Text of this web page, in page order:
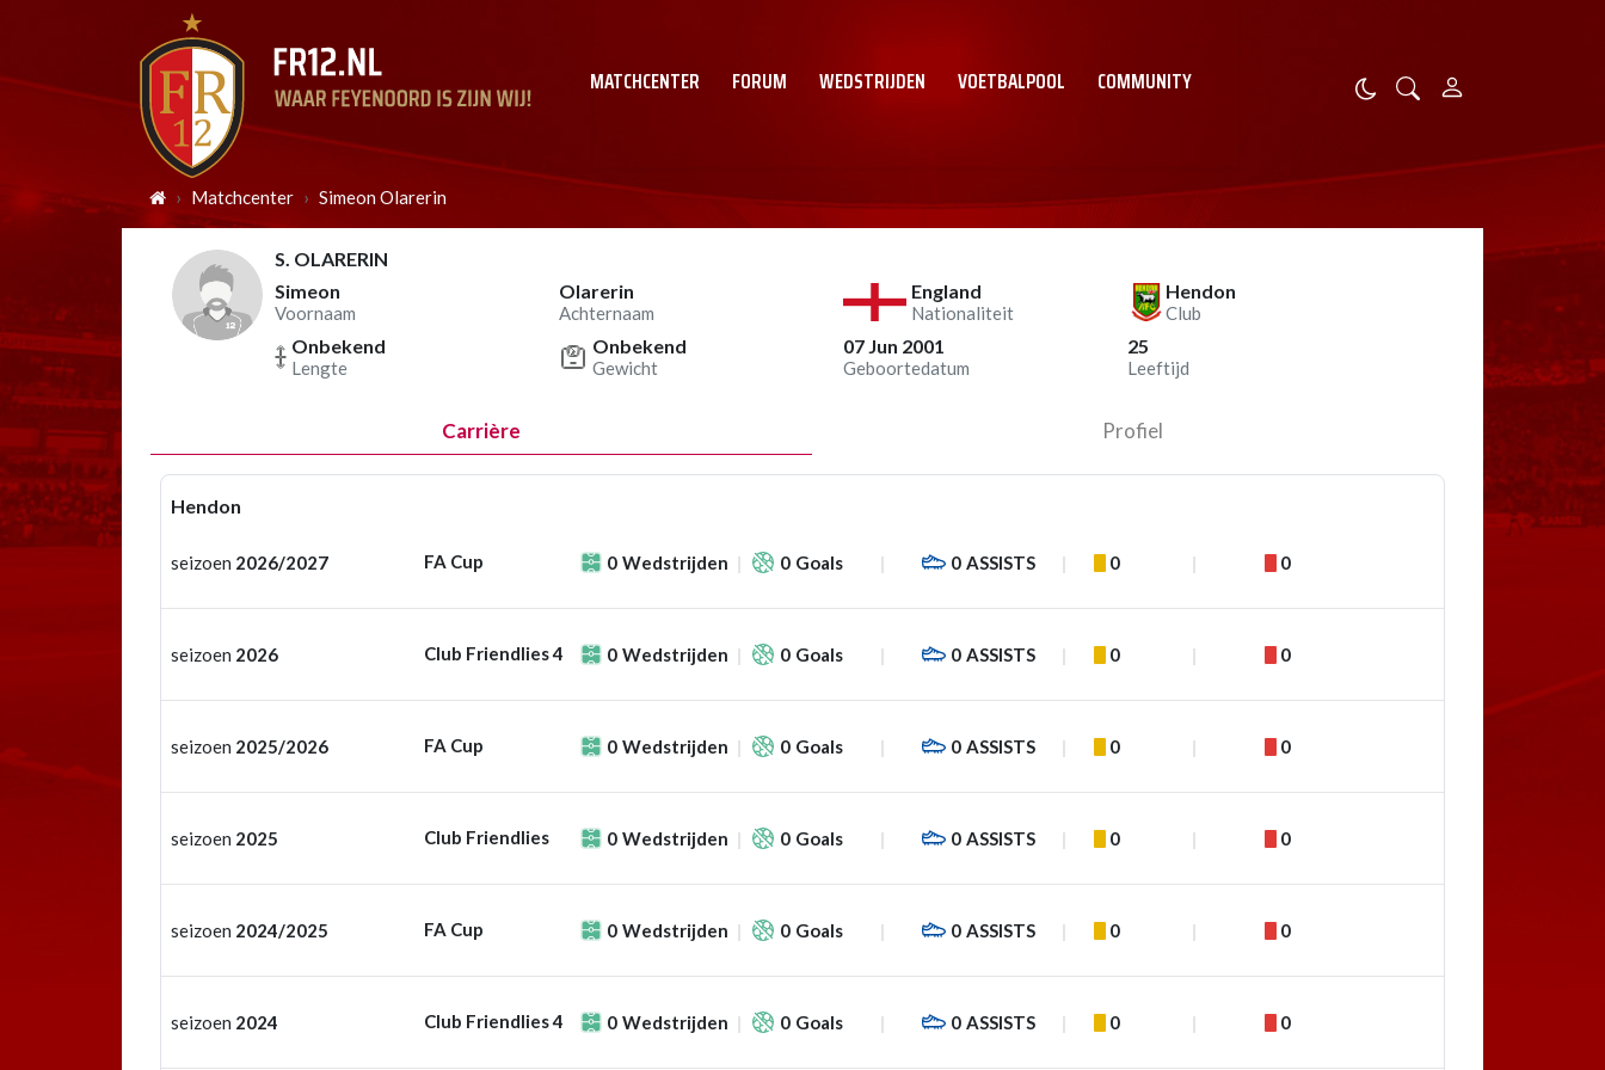
MATCHCENTER FORUM WEDSTRIJDEN VOETBALPOOL COMMUNITY
Matchcenter Simeon Olarerin
S. OLARERIN
Simeon
Voornaam
Olarerin
Achternaam
England
Nationaliteit
Hendon
Club
Onbekend
Lengte
Onbekend
Gewicht
07 Jun 2001
Geboortedatum
25
Leeftijd
Carrière Profiel
Hendon
seizoen 2026/2027 FA Cup 0 Wedstrijden 0 Goals 0 ASSISTS 0 0
seizoen 2026 Club Friendlies 4 0 Wedstrijden 0 Goals 0 ASSISTS 0 0
seizoen 2025/2026 FA Cup 0 Wedstrijden 0 Goals 0 ASSISTS 0 0
seizoen 2025 Club Friendlies 0 Wedstrijden 0 Goals 0 ASSISTS 0 0
seizoen 2024/2025 FA Cup 0 Wedstrijden 0 Goals 0 ASSISTS 0 0
seizoen 2024 Club Friendlies 4 0 Wedstrijden 0 Goals 0 ASSISTS 0 0